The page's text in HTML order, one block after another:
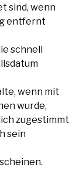
sind, wenn
entfernt
schnell
wenn mit
wurde,
zugestimmt
sein